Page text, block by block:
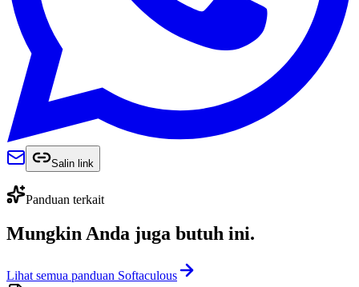
Salin link
Panduan terkait
Mungkin Anda juga butuh ini.
Lihat semua panduan Softaculous